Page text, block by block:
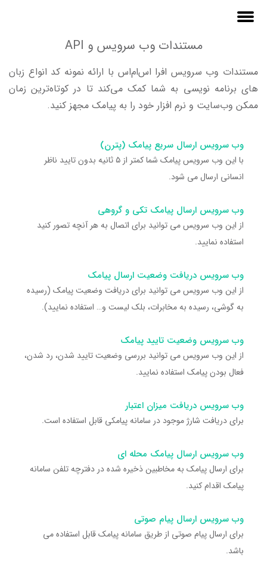
مستندات وب سرویس و API
مستندات وب سرویس افرا اس‌ام‌اس با ارائه نمونه کد انواع زبان
های برنامه نویسی به شما کمک می‌کند تا در کوتاه‌ترین زمان
ممکن وب‌سایت و نرم افزار خود را به پیامک مجهز کنید.
وب سرویس ارسال سریع پیامک (پترن)
با این وب سرویس پیامک شما کمتر از ۵ ثانیه بدون تایید ناظر
انسانی ارسال می شود.
وب سرویس ارسال پیامک تکی و گروهی
از این وب سرویس می توانید برای اتصال به هر آنچه تصور کنید
استفاده نمایید.
وب سرویس دریافت وضعیت ارسال پیامک
از این وب سرویس می توانید برای دریافت وضعیت پیامک (رسیده
به گوشی، رسیده به مخابرات، بلک لیست و… استفاده نمایید).
وب سرویس وضعیت تایید پیامک
از این وب سرویس می توانید بررسی وضعیت تایید شدن، رد شدن،
فعال بودن پیامک استفاده نمایید.
وب سرویس دریافت میزان اعتبار
برای دریافت شارژ موجود در سامانه پیامکی قابل استفاده است.
وب سرویس ارسال پیامک محله ای
برای ارسال پیامک به مخاطبین ذخیره شده در دفترچه تلفن سامانه
پیامک اقدام کنید.
وب سرویس ارسال پیام صوتی
برای ارسال پیام صوتی از طریق سامانه پیامک قابل استفاده می
باشد.